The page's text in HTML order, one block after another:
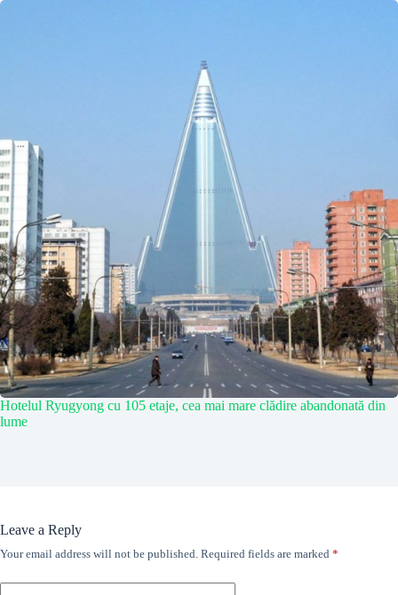
Hotelul Ryugyong cu 105 etaje, cea mai mare clădire abandonată din
lume
Leave a Reply
Your email address will not be published. Required fields are marked *